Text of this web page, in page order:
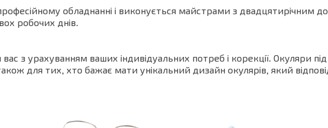
обладнанні і виконується майстрами з
робочих днів.
з урахуванням ваших індивідуальних потреб і корекції. Окуляри
для тих, хто бажає мати унікальний дизайн окулярів, який